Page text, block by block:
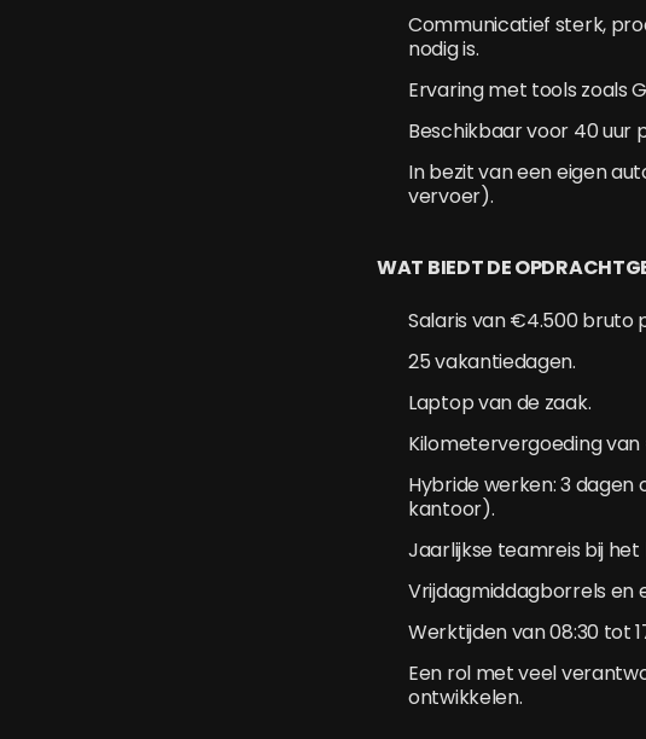
Communicatief sterk,
nodig is.
Ervaring met tools zoals
Beschikbaar voor 40 uur
In bezit van een eigen
vervoer).
WAT BIEDT DE
Salaris van €4.500 bruto
25 vakantiedagen.
Laptop van de zaak.
Kilometervergoeding
Hybride werken: 3
kantoor).
Jaarlijkse teamreis bij
Vrijdagmiddagborrels en
Werktijden van 08:30 tot
Een rol met veel
ontwikkelen.